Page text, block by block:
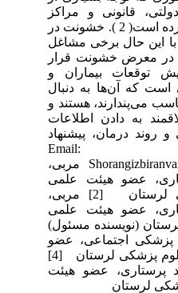
قانونی و مراکز
علمی را به خود جلب کرده است( 2 ). خشونت در
این حال برخی مشاغل
در معرض خشونت قرار
توقعات بیماران و
که آن‌ها به دنبال
می‌پندارند، هستند و
به دادن اطلاعات
درمان، پیشنهاد
گزینه‌های Email:
Shorangizbiranvand@yahoo.com [1] مربی،
عضو هیئت علمی
دانشگاه علوم پزشکی لرستان [2] مربی،
عضو هیئت علمی
(نویسنده مسئول)
پزشکی اجتماعی، عضو
هیئت علمی دانشگاه علوم پزشکی لرستان [4]
عضو هیئت
لرستان